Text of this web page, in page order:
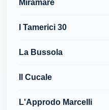
Miramare
I Tamerici 30
La Bussola
Il Cucale
L'Approdo Marcelli